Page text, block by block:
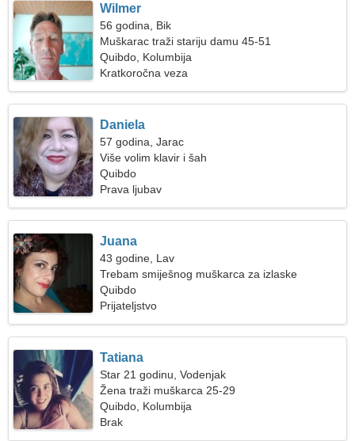
Wilmer
56 godina, Bik
Muškarac traži stariju damu 45-51
Quibdo, Kolumbija
Kratkoročna veza
Daniela
57 godina, Jarac
Više volim klavir i šah
Quibdo
Prava ljubav
Juana
43 godine, Lav
Trebam smiješnog muškarca za izlaske
Quibdo
Prijateljstvo
Tatiana
Star 21 godinu, Vodenjak
Žena traži muškarca 25-29
Quibdo, Kolumbija
Brak